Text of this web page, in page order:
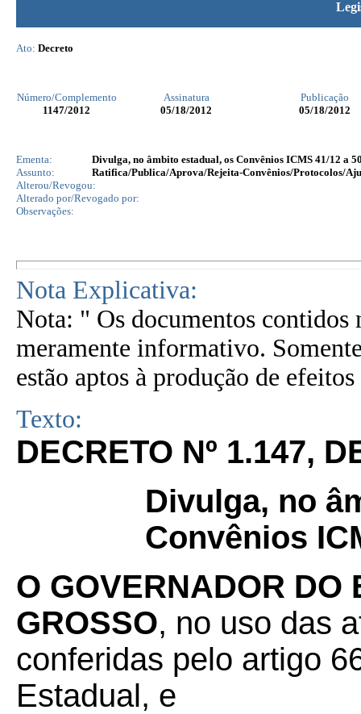
Ato: Decreto
Número/Complemento Assinatura
Publicação
1147/2012 05/18/2012 05/18/2012
Ementa:
Divulga, no âmbito estadual, os Convênios ICMS 41/12 a
Assunto:
Ratifica/Publica/Aprova/Rejeita-Convênios/Protocolos/
Alterou/Revogou:
Alterado por/Revogado por:
Observações:
Nota Explicativa:
Nota: " Os documentos contidos
meramente informativo.
estão aptos à produção de
Texto:
DECRETO Nº 1.147,
Divulga, no
Convênios
O GOVERNADOR DO
GROSSO, no uso das
conferidas pelo artigo
Estadual, e